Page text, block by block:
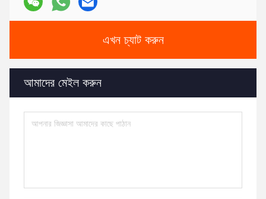
এখন চ্যাট করুন
আমাদের মেইল ​​করুন